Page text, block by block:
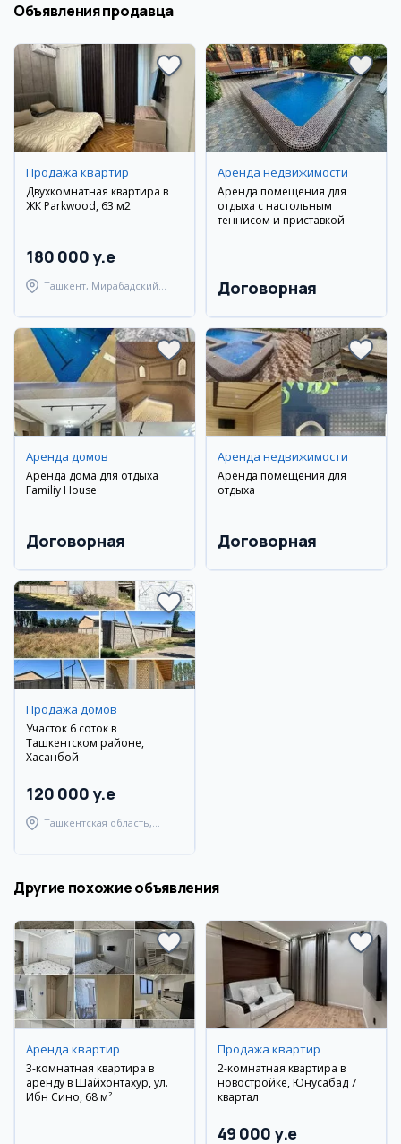
Объявления продавца
Продажа квартир
Двухкомнатная квартира в
ЖК Parkwood, 63 м2
180 000 y.e
Ташкент, Мирабадский
Аренда недвижимости
Аренда помещения для
отдыха с настольным
теннисом и приставкой
Договорная
Аренда домов
Аренда дома для отдыха
Familiy House
Договорная
Аренда недвижимости
Аренда помещения для
отдыха
Договорная
Продажа домов
Участок 6 соток в
Ташкентском районе,
Хасанбой
120 000 y.e
Ташкентская область,
Другие похожие объявления
Аренда квартир
3-комнатная квартира в
аренду в Шайхонтахур, ул.
Ибн Сино, 68 м²
Продажа квартир
2-комнатная квартира в
новостройке, Юнусабад 7
квартал
49 000 y.e